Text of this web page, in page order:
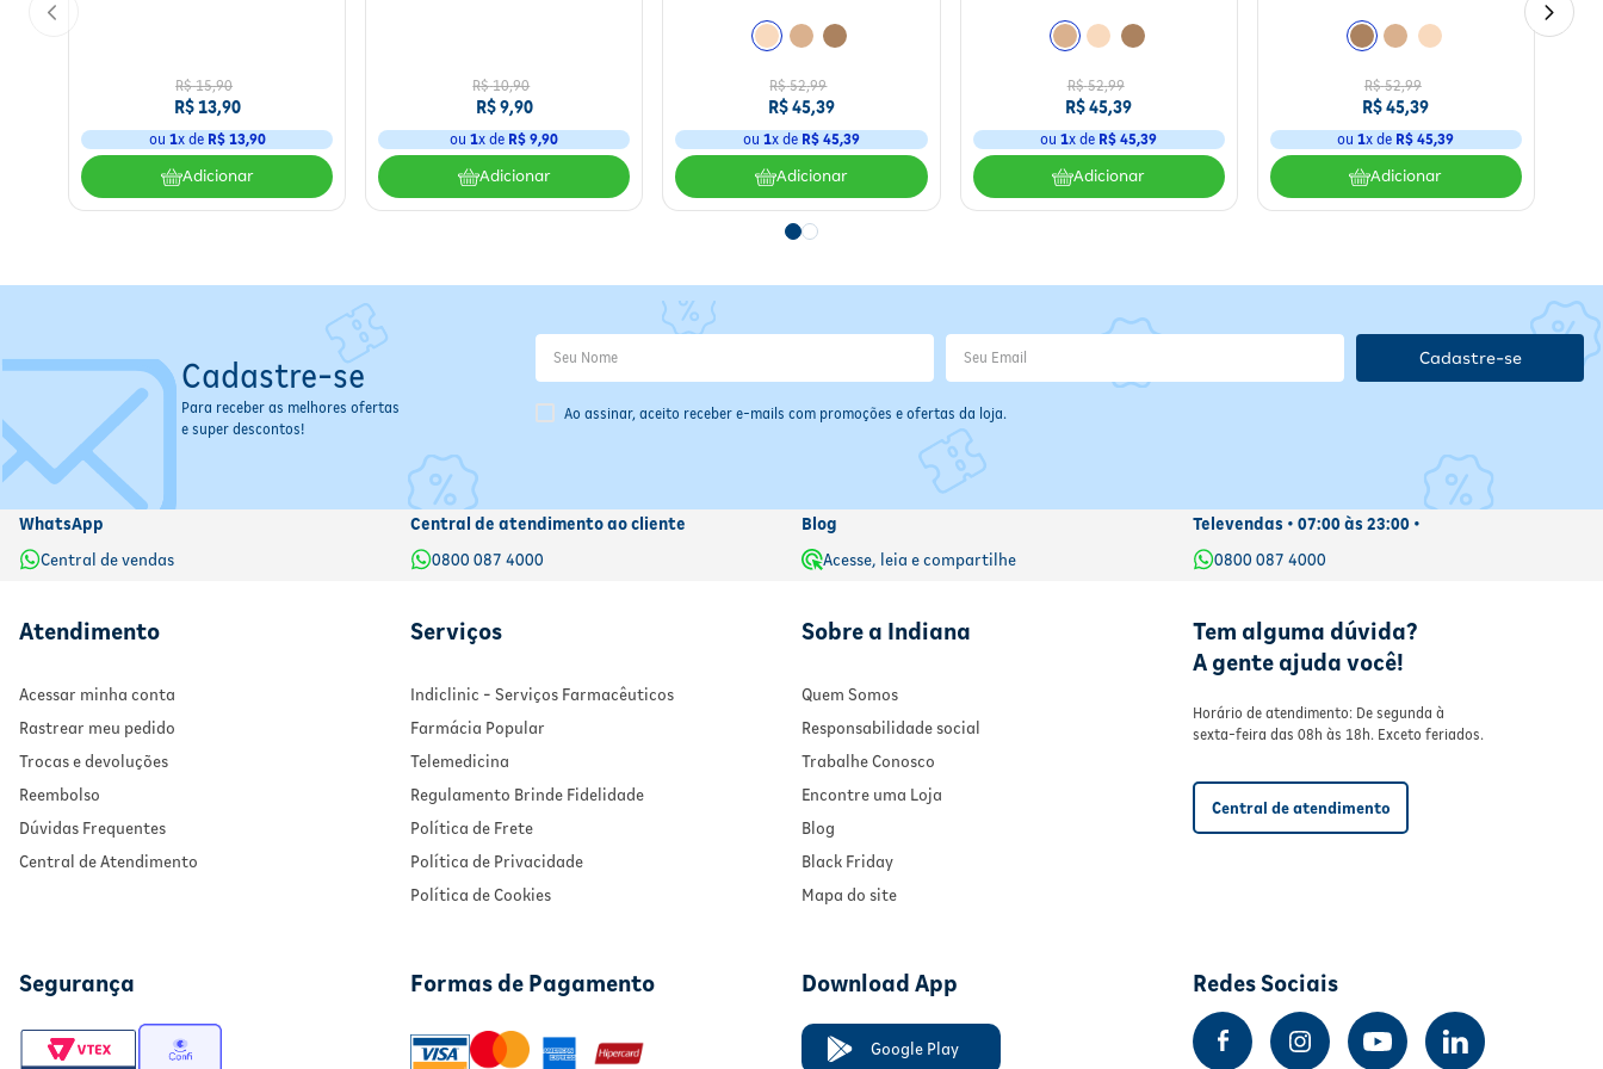
R$ 15,90
R$ 13,90
ou 1x de R$ 13,90
Adicionar
R$ 10,90
R$9,90
ou1x de R$ 9,90
Adicionar
R$ 52,99
R$45,39
ou 1x de R$ 45,39
Adicionar
R$ 52,99
R$45,39
ou1x de R$ 45,39
Adicionar
R$ 52,99
R$45,39
ou1x de R$ 45,39
Adicionar
Cadastre-se
Para receber as melhores ofertas
e super descontos!
Ao assinar, aceito receber e-mails com promoções e ofertas da loja.
Cadastre-se
WhatsApp
Central de vendas
Central de atendimento ao cliente
0800 087 4000
Blog
Acesse, leia e compartilhe
Televendas • 07:00 às 23:00 •
0800 087 4000
Atendimento
Acessar minha conta
Rastrear meu pedido
Trocas e devoluções
Reembolso
Dúvidas Frequentes
Central de Atendimento
Serviços
Indiclinic - Serviços Farmacêuticos
Farmácia Popular
Telemedicina
Regulamento Brinde Fidelidade
Política de Frete
Política de Privacidade
Política de Cookies
Sobre a Indiana
Quem Somos
Responsabilidade social
Trabalhe Conosco
Encontre uma Loja
Blog
Black Friday
Mapa do site
Tem alguma dúvida?
A gente ajuda você!
Horário de atendimento: De segunda à
sexta-feira das 08h às 18h. Exceto feriados.
Central de atendimento
Segurança Formas de Pagamento Download App
Google Play
Redes Sociais